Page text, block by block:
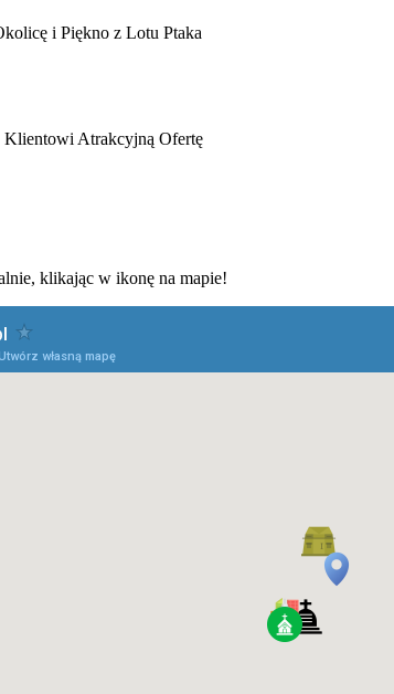
i Piękno z Lotu Ptaka
Klientowi Atrakcyjną Ofertę
klikając w ikonę na mapie!